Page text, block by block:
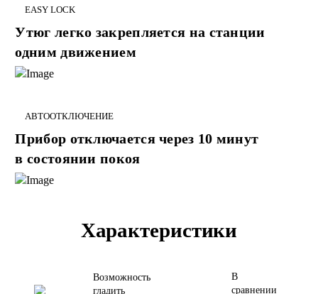
EASY LOCK
Утюг легко закрепляется на станции
одним движением
АВТООТКЛЮЧЕНИЕ
Прибор отключается через 10 минут
в состоянии покоя
Характеристики
Возможность
гладить
В
сравнении